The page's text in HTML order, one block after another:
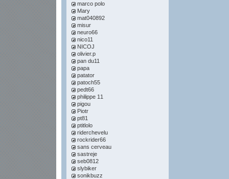
marco polo
Mary
mat040892
misur
neuro66
nico11
NICOJ
olivier.p
pan du11
papa
patator
patoch55
pedt66
philippe 11
pigou
Piotr
pt81
ptitlolo
riderchevelu
rockrider66
sans cerveau
sastreje
seb0812
slybiker
sonikbuzz